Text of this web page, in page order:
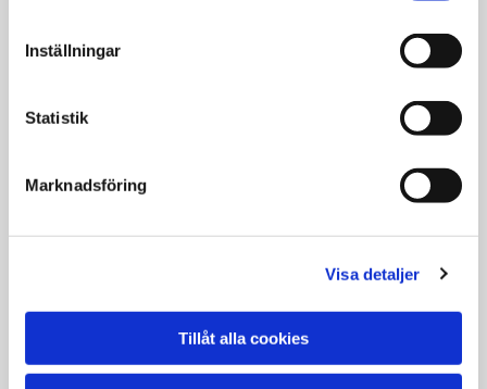
Inställningar
Statistik
Marknadsföring
Visa detaljer
Tillåt alla cookies
genom vår larmcentral där du enkelt kan
fylla i vårt formulär. Ange ditt
omfattning, så tar vi hand om resten. Med
oss får du hjälp precis när du behöver det – vi
KONTAKTA OSS